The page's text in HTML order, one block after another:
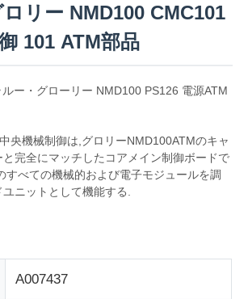
リー NMD100 CMC101
101 ATM部品
ー・グローリー NMD100 PS126 電源ATM
央機械制御は,グロリーNMD100ATMのキャ
と完全にマッチしたコアメイン制御ボードで
すべての機械的および電子モジュールを調
ニットとして機能する.
A007437